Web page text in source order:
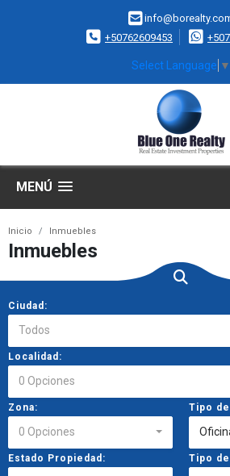
+50762609453
Select Language ▼
MENÚ
Inicio Inmuebles
Inmuebles
Ciudad:
Todos
Localidad:
0 Opciones
Zona:
0 Opciones
Tipo
Estado Propiedad: Tipo